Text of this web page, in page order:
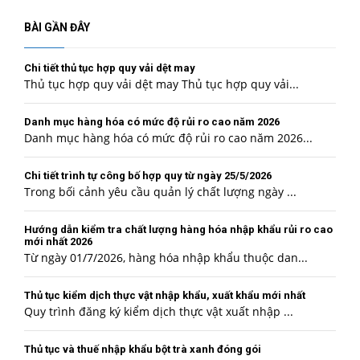
BÀI GẦN ĐÂY
Chi tiết thủ tục hợp quy vải dệt may
Thủ tục hợp quy vải dệt may Thủ tục hợp quy vải...
Danh mục hàng hóa có mức độ rủi ro cao năm 2026
Danh mục hàng hóa có mức độ rủi ro cao năm 2026...
Chi tiết trình tự công bố hợp quy từ ngày 25/5/2026
Trong bối cảnh yêu cầu quản lý chất lượng ngày ...
Hướng dẫn kiểm tra chất lượng hàng hóa nhập khẩu rủi ro cao
mới nhất 2026
Từ ngày 01/7/2026, hàng hóa nhập khẩu thuộc dan...
Thủ tục kiểm dịch thực vật nhập khẩu, xuất khẩu mới nhất
Quy trình đăng ký kiểm dịch thực vật xuất nhập ...
Thủ tục và thuế nhập khẩu bột trà xanh đóng gói